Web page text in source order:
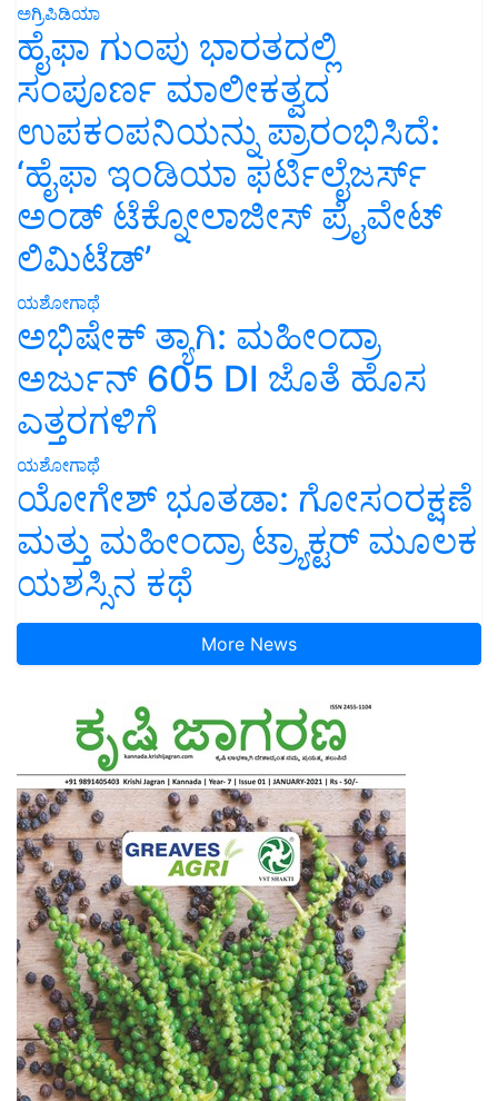
ಅಗ್ರಿಪಿಡಿಯಾ
ಹೈಫಾ ಗುಂಪು ಭಾರತದಲ್ಲಿ
ಸಂಪೂರ್ಣ ಮಾಲೀಕತ್ವದ
ಉಪಕಂಪನಿಯನ್ನು ಪ್ರಾರಂಭಿಸಿದೆ:
‘ಹೈಫಾ ಇಂಡಿಯಾ ಫರ್ಟಿಲೈಜರ್ಸ್
ಅಂಡ್ ಟೆಕ್ನೋಲಾಜೀಸ್ ಪ್ರೈವೇಟ್
ಲಿಮಿಟೆಡ್’
ಯಶೋಗಾಥೆ
ಅಭಿಷೇಕ್ ತ್ಯಾಗಿ: ಮಹೀಂದ್ರಾ
ಅರ್ಜುನ್ 605 DI ಜೊತೆ ಹೊಸ
ಎತ್ತರಗಳಿಗೆ
ಯಶೋಗಾಥೆ
ಯೋಗೇಶ್ ಭೂತಡಾ: ಗೋಸಂರಕ್ಷಣೆ
ಮತ್ತು ಮಹೀಂದ್ರಾ ಟ್ರ್ಯಾಕ್ಟರ್ ಮೂಲಕ
ಯಶಸ್ಸಿನ ಕಥೆ
More News